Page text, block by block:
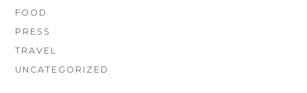
FOOD
PRESS
TRAVEL
UNCATEGORIZED